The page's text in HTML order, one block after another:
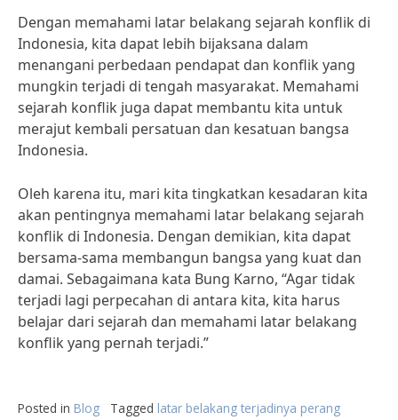
Dengan memahami latar belakang sejarah konflik di
Indonesia, kita dapat lebih bijaksana dalam
menangani perbedaan pendapat dan konflik yang
mungkin terjadi di tengah masyarakat. Memahami
sejarah konflik juga dapat membantu kita untuk
merajut kembali persatuan dan kesatuan bangsa
Indonesia.
Oleh karena itu, mari kita tingkatkan kesadaran kita
akan pentingnya memahami latar belakang sejarah
konflik di Indonesia. Dengan demikian, kita dapat
bersama-sama membangun bangsa yang kuat dan
damai. Sebagaimana kata Bung Karno, “Agar tidak
terjadi lagi perpecahan di antara kita, kita harus
belajar dari sejarah dan memahami latar belakang
konflik yang pernah terjadi.”
Posted in Blog Tagged latar belakang terjadinya perang